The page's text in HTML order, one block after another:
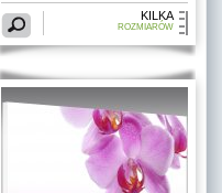
KILKA
ROZMIARÓW